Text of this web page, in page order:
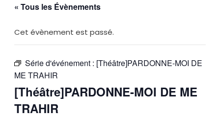
« Tous les Évènements
Cet évènement est passé.
Série d'événement : [Théâtre]PARDONNE-MOI DE
ME TRAHIR
[Théâtre]PARDONNE-MOI DE ME
TRAHIR